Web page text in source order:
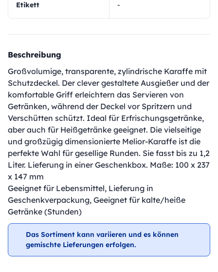
Etikett -
Beschreibung
Großvolumige, transparente, zylindrische Karaffe mit
Schutzdeckel. Der clever gestaltete Ausgießer und der
komfortable Griff erleichtern das Servieren von
Getränken, während der Deckel vor Spritzern und
Verschütten schützt. Ideal für Erfrischungsgetränke,
aber auch für Heißgetränke geeignet. Die vielseitige
und großzügig dimensionierte Melior-Karaffe ist die
perfekte Wahl für gesellige Runden. Sie fasst bis zu 1,2
Liter. Lieferung in einer Geschenkbox. Maße: 100 x 237
x 147 mm
Geeignet für Lebensmittel, Lieferung in
Geschenkverpackung, Geeignet für kalte/heiße
Getränke (Stunden)
Das Sortiment kann variieren und es können
gemischte Lieferungen erfolgen.